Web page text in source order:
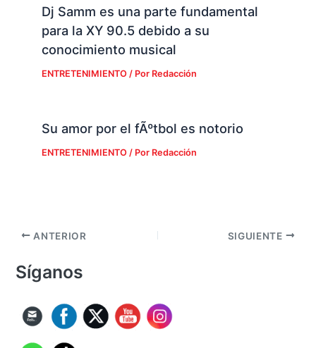
Dj Samm es una parte fundamental
para la XY 90.5 debido a su
conocimiento musical
ENTRETENIMIENTO/ Por Redacción
Su amor por el fÃºtbol es notorio
ENTRETENIMIENTO/ Por Redacción
ANTERIOR SIGUIENTE
Síganos